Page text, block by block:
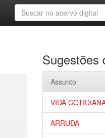
Sugestões
Assunto
VIDA
ARRUDA